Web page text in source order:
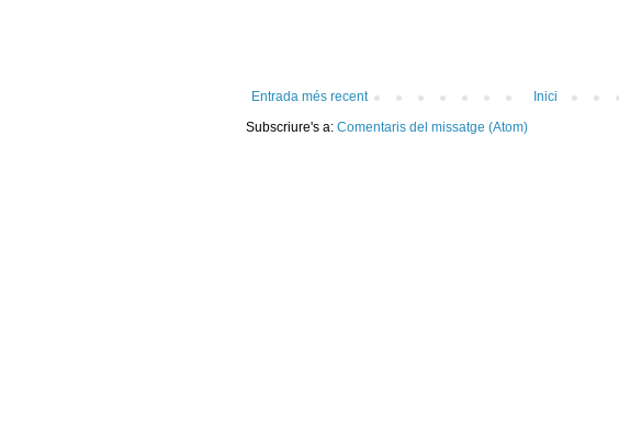
Entrada més recent
Inici
Subscriure's a: Comentaris del missatge (Atom)